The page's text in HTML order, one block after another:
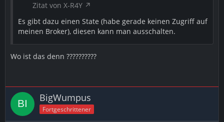
Zitat von X-R4Y
Es gibt dazu einen State (habe gerade keinen Zugriff auf
meinen Broker), diesen kann man ausschalten.
Wo ist das denn ??????????
BigWumpus
Fortgeschrittener